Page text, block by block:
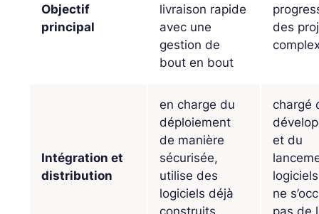
Objectif
principal
livraison rapide
avec une
gestion de
bout en bout
des
Intégration et
distribution
en charge du
déploiement
de manière
sécurisée,
utilise des
logiciels déjà
chargé
et du
ne